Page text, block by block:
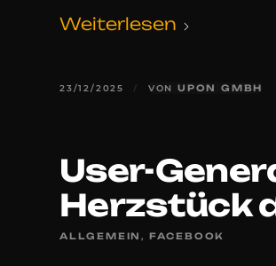
Weiterlesen
23/12/2025 / VONUPON GMBH
User-
Herzstück
ALLGEMEIN, FACEBOOK